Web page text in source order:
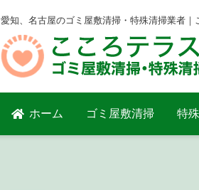
愛知、名古屋のゴミ屋敷清掃・特殊清掃業者｜
ホーム ゴミ屋敷清掃 特